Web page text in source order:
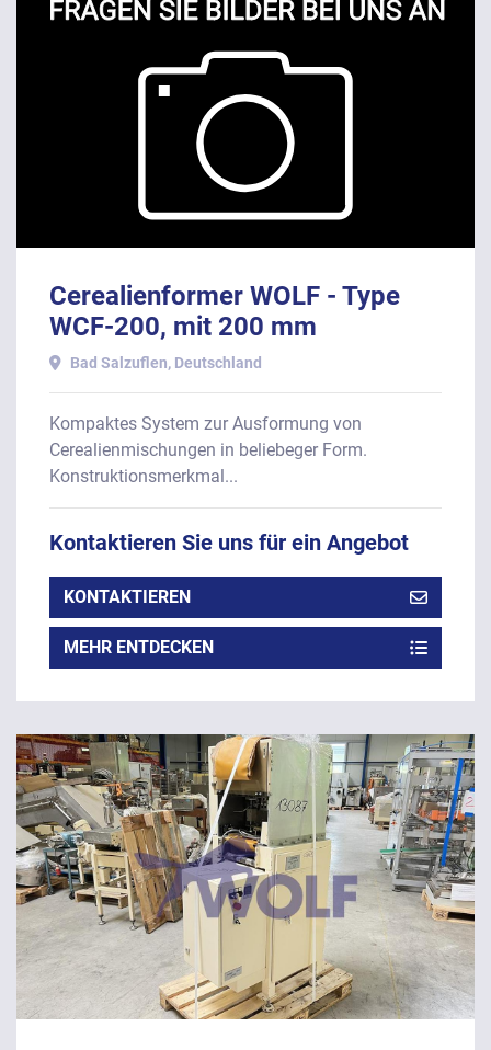
Cerealienformer WOLF - Type
WCF-200, mit 200 mm
Arbeitsbreite.
Bad Salzuflen, Deutschland
Kompaktes System zur Ausformung von
Cerealienmischungen in beliebeger Form.
Konstruktionsmerkmal...
Kontaktieren Sie uns für ein Angebot
KONTAKTIEREN
MEHR ENTDECKEN